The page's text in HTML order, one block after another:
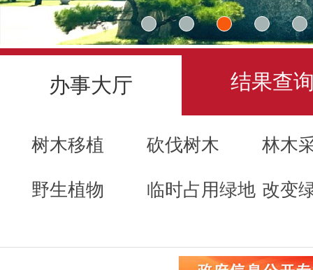
办事大厅 结果查
树木移植 砍伐树木 林木
野生植物 临时占用绿地 改变